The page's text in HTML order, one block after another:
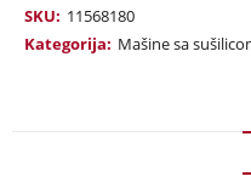
SKU: 11568180
Kategorija: Mašine sa